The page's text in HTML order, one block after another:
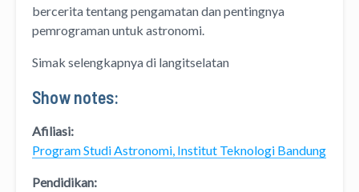
bercerita tentang pengamatan dan pentingnya
pemrograman untuk astronomi.
Simak selengkapnya di langitselatan
Show notes:
Afiliasi:
Program Studi Astronomi, Institut Teknologi Bandung
Pendidikan: